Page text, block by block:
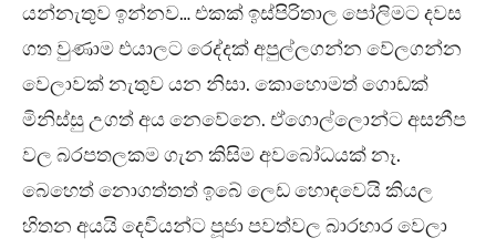
යන්නැතුව ඉන්නව… එකක් ඉස්පිරිතාල පෝලිමට දවස
ගත වුණාම එයාලට රෙද්දක් අපුල්ලගන්න වේලගන්න
වෙලාවක් නැතුව යන නිසා. කොහොමත් ගොඩක්
මිනිස්සු උගත් අය නෙවේනෙ. ඒගොල්ලොන්ට අසනීප
වල බරපතලකම ගැන කිසිම අවබෝධයක් නෑ.
බෙහෙත් නොගත්තත් ඉබේ ලෙඩ හොඳවෙයි කියල
හිතන අයයි දෙවියන්ට පූජා පවත්වල බාරහාර වෙලා